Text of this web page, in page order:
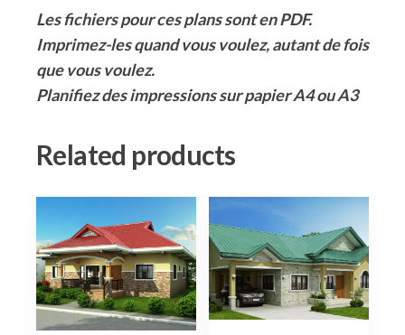
Les fichiers pour ces plans sont en PDF.
Imprimez-les quand vous voulez, autant de fois
que vous voulez.
Planifiez des impressions sur papier A4 ou A3
Related products